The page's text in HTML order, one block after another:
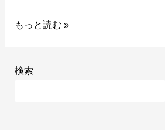
もっと読む »
検索